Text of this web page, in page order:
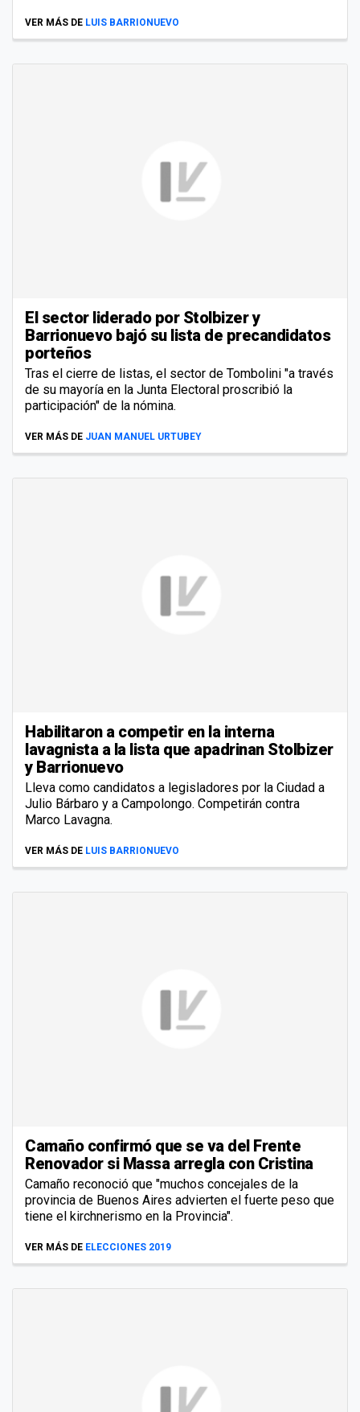
VER MÁS DE LUIS BARRIONUEVO
El sector liderado por Stolbizer y
Barrionuevo bajó su lista de precandidatos
porteños
Tras el cierre de listas, el sector de Tombolini "a través
de su mayoría en la Junta Electoral proscribió la
participación" de la nómina.
VER MÁS DE JUAN MANUEL URTUBEY
Habilitaron a competir en la interna
lavagnista a la lista que apadrinan Stolbizer
y Barrionuevo
Lleva como candidatos a legisladores por la Ciudad a
Julio Bárbaro y a Campolongo. Competirán contra
Marco Lavagna.
VER MÁS DE LUIS BARRIONUEVO
Camaño confirmó que se va del Frente
Renovador si Massa arregla con Cristina
Camaño reconoció que "muchos concejales de la
provincia de Buenos Aires advierten el fuerte peso que
tiene el kirchnerismo en la Provincia".
VER MÁS DE ELECCIONES 2019